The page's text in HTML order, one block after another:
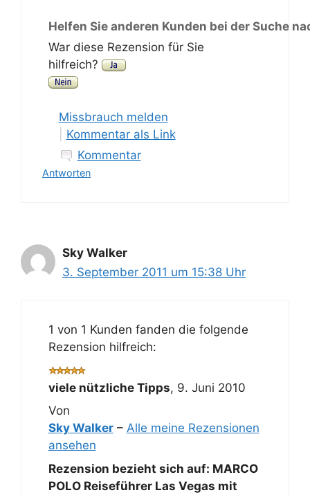
Helfen Sie anderen Kunden bei der Suche
War diese Rezension für Sie
hilfreich?
Missbrauch melden
Kommentar als Link
Kommentar
Antworten
Sky Walker
3. September 2011 um 15:38 Uhr
1 von 1 Kunden fanden die folgende
Rezension hilfreich:
viele nützliche Tipps, 9. Juni 2010
Von
Sky Walker– Alle meine Rezensionen
ansehen
Rezension bezieht sich auf: MARCO
POLO Reiseführer Las Vegas mit